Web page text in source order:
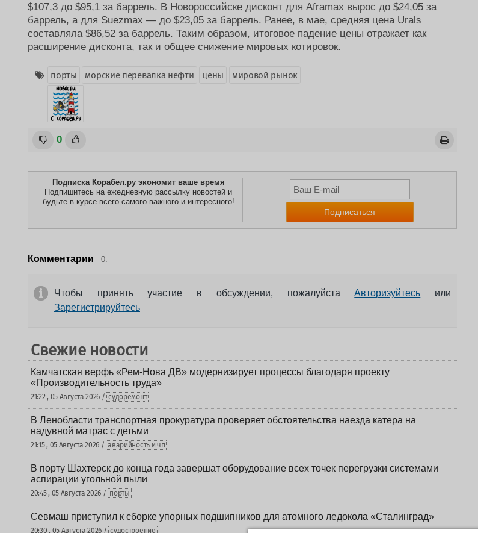
$107,3 до $95,1 за баррель. В Новороссийске дисконт для Aframax вырос до $24,05 за
баррель, а для Suezmax — до $23,05 за баррель. Ранее, в мае, средняя цена Urals
составляла $86,52 за баррель. Таким образом, итоговое падение цены отражает как
расширение дисконта, так и общее снижение мировых котировок.
порты морские перевалка нефти цены мировой рынок
0
Подписка Корабел.ру экономит ваше время
Подпишитесь на ежедневную рассылку новостей и
будьте в курсе всего самого важного и интересного!
Комментарии 0.
Чтобы принять участие в обсуждении, пожалуйстаАвторизуйтесь или
Зарегистрируйтесь
Свежие новости
Камчатская верфь «Рем-Нова ДВ» модернизирует процессы благодаря проекту
«Производительность труда»
21:22 , 05 Августа 2026 / судоремонт
В Ленобласти транспортная прокуратура проверяет обстоятельства наезда катера на
надувной матрас с детьми
21:15 , 05 Августа 2026 / аварийность и чп
В порту Шахтерск до конца года завершат оборудование всех точек перегрузки системами
аспирации угольной пыли
20:45 , 05 Августа 2026 / порты
Севмаш приступил к сборке упорных подшипников для атомного ледокола «Сталинград»
20:30 , 05 Августа 2026 / судостроение